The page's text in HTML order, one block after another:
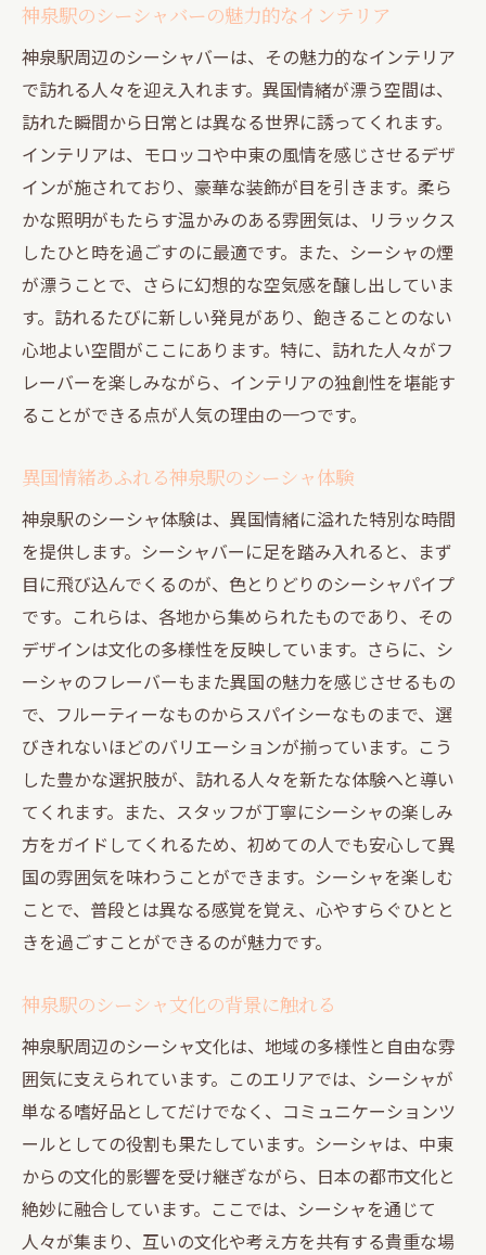
神泉駅のシーシャバーの魅力的なインテリア
神泉駅周辺のシーシャバーは、その魅力的なインテリア
で訪れる人々を迎え入れます。異国情緒が漂う空間は、
訪れた瞬間から日常とは異なる世界に誘ってくれます。
インテリアは、モロッコや中東の風情を感じさせるデザ
インが施されており、豪華な装飾が目を引きます。柔ら
かな照明がもたらす温かみのある雰囲気は、リラックス
したひと時を過ごすのに最適です。また、シーシャの煙
が漂うことで、さらに幻想的な空気感を醸し出していま
す。訪れるたびに新しい発見があり、飽きることのない
心地よい空間がここにあります。特に、訪れた人々がフ
レーバーを楽しみながら、インテリアの独創性を堪能す
ることができる点が人気の理由の一つです。
異国情緒あふれる神泉駅のシーシャ体験
神泉駅のシーシャ体験は、異国情緒に溢れた特別な時間
を提供します。シーシャバーに足を踏み入れると、まず
目に飛び込んでくるのが、色とりどりのシーシャパイプ
です。これらは、各地から集められたものであり、その
デザインは文化の多様性を反映しています。さらに、シ
ーシャのフレーバーもまた異国の魅力を感じさせるもの
で、フルーティーなものからスパイシーなものまで、選
びきれないほどのバリエーションが揃っています。こう
した豊かな選択肢が、訪れる人々を新たな体験へと導い
てくれます。また、スタッフが丁寧にシーシャの楽しみ
方をガイドしてくれるため、初めての人でも安心して異
国の雰囲気を味わうことができます。シーシャを楽しむ
ことで、普段とは異なる感覚を覚え、心やすらぐひとと
きを過ごすことができるのが魅力です。
神泉駅のシーシャ文化の背景に触れる
神泉駅周辺のシーシャ文化は、地域の多様性と自由な雰
囲気に支えられています。このエリアでは、シーシャが
単なる嗜好品としてだけでなく、コミュニケーションツ
ールとしての役割も果たしています。シーシャは、中東
からの文化的影響を受け継ぎながら、日本の都市文化と
絶妙に融合しています。ここでは、シーシャを通じて
人々が集まり、互いの文化や考え方を共有する貴重な場